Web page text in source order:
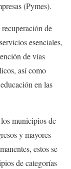
(Pymes).
de
esenciales,
de vías
así como
en las
municipios de
y mayores
estos se
de categorías